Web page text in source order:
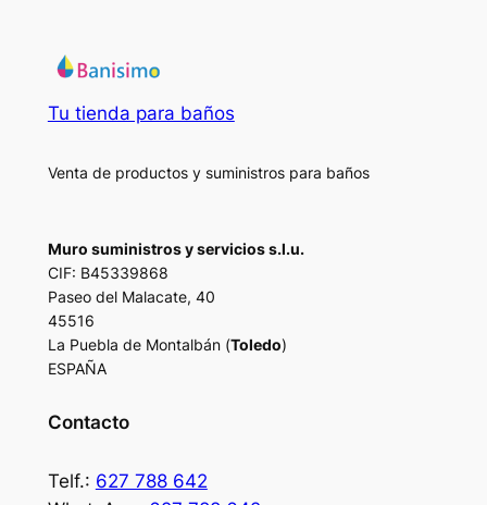
Tu tienda para baños
Venta de productos y suministros para baños
Muro suministros y servicios s.l.u.
CIF: B45339868
Paseo del Malacate, 40
45516
La Puebla de Montalbán (Toledo)
ESPAÑA
Contacto
Telf.: 627 788 642